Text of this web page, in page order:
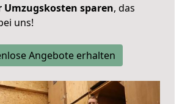
Umzugskosten sparen, das
uns!
Angebote erhalten